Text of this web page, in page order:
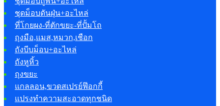
ชุดม็อบดันฝุ่น+อะไหล่
ที่โกยผง-ที่ตักขยะ-ที่ปั้มโถ
ถุงมือ,แมส,หมวก,เชือก
ถังบีบม็อบ+อะไหล่
ถังหูหิ้ว
ถุงขยะ
แกลลอน,ขวดสเปรย์ฟ๊อกกี้
แปรงทำความสะอาดทุกชนิด